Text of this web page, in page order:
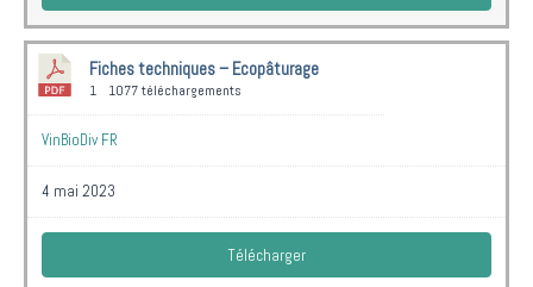
Fiches techniques – Ecopâturage
1 1077 téléchargements
VinBioDiv FR
4 mai 2023
Télécharger